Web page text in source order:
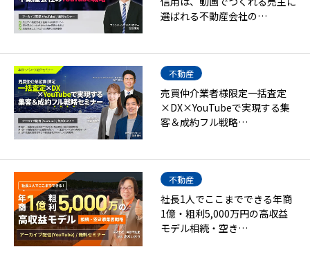
選ばれる不動産会社の…
不動産
売買仲介業者様限定一括査定
×DX×YouTubeで実現する集
客＆成約フル戦略…
不動産
社長1人でここまでできる年商
1億・粗利5,000万円の高収益
モデル相続・空き…